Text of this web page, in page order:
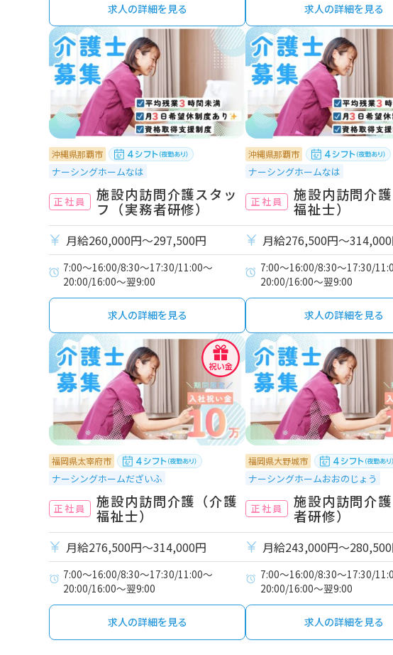
求人の詳細を見る 求人の詳細を見る
沖縄県那覇市
ナーシングホームなは
正社員
施設内訪問介護スタッ
フ（実務者研修）
月給260,000円〜297,500円
7:00～16:00/8:30～17:30/11:00～
20:00/16:00～翌9:00
求人の詳細を見る
沖縄県那覇市
ナーシングホームなは
正社員
施設内訪問介
福祉士）
月給276,500円〜
7:00～16:00/8:30～17:30/
20:00/16:00～翌9:00
求人の詳細を見る
福岡県太宰府市
ナーシングホームだざいふ
正社員
施設内訪問介護（介護
福祉士）
月給276,500円〜314,000円
7:00～16:00/8:30～17:30/11:00～
20:00/16:00～翌9:00
求人の詳細を見る
福岡県大野城市
ナーシングホームおおのじょう
正社員
施設内訪問介
者研修）
月給243,000円〜
7:00～16:00/8:30～17:30/
20:00/16:00～翌9:00
求人の詳細を見る